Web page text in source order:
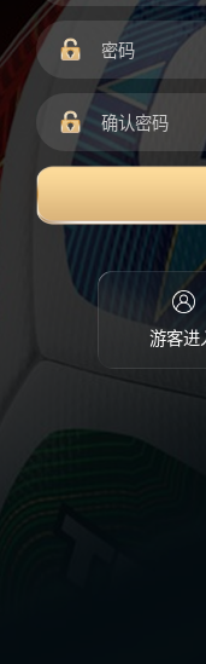
游客进